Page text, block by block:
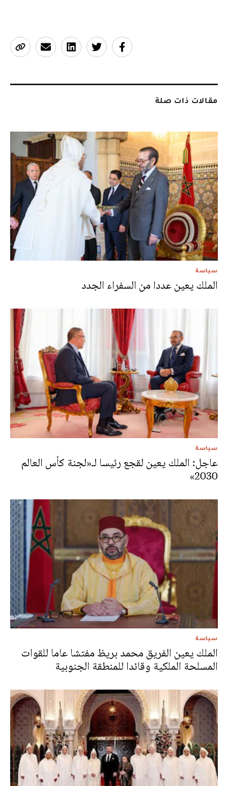
مقالات ذات صلة
سياسة
الملك يعين عددا من السفراء الجدد
سياسة
عاجل: الملك يعين لقجع رئيسا لـ«لجنة كأس العالم
2030»
سياسة
الملك يعين الفريق محمد بريظ مفتشا عاما للقوات
المسلحة الملكية وقائدا للمنطقة الجنوبية